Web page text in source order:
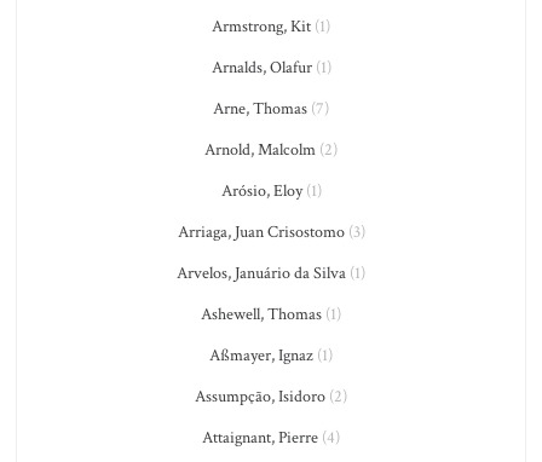
Armstrong, Kit (1)
Arnalds, Olafur(1)
Arne, Thomas (7)
Arnold, Malcolm (2)
Arósio, Eloy(1)
Arriaga, Juan Crisostomo(3)
Arvelos, Januário da Silva (1)
Ashewell, Thomas (1)
Aßmayer, Ignaz (1)
Assumpção, Isidoro (2)
Attaignant, Pierre (4)